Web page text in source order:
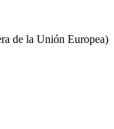
de la Unión Europea)